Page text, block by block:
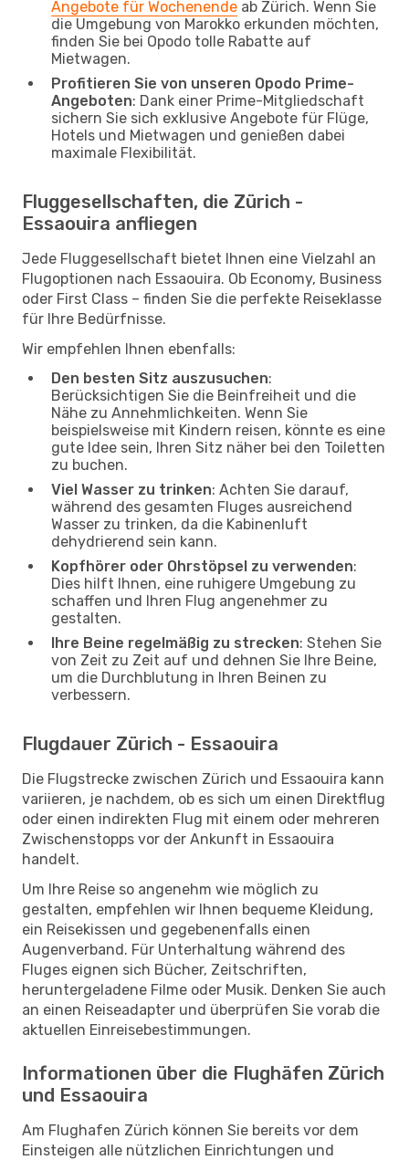
Angebote für Wochenende ab Zürich. Wenn Sie
die Umgebung von Marokko erkunden möchten,
finden Sie bei Opodo tolle Rabatte auf
Mietwagen.
Profitieren Sie von unseren Opodo Prime-
Angeboten: Dank einer Prime-Mitgliedschaft
sichern Sie sich exklusive Angebote für Flüge,
Hotels und Mietwagen und genießen dabei
maximale Flexibilität.
Fluggesellschaften, die Zürich -
Essaouira anfliegen
Jede Fluggesellschaft bietet Ihnen eine Vielzahl an
Flugoptionen nach Essaouira. Ob Economy, Business
oder First Class – finden Sie die perfekte Reiseklasse
für Ihre Bedürfnisse.
Wir empfehlen Ihnen ebenfalls:
Den besten Sitz auszusuchen:
Berücksichtigen Sie die Beinfreiheit und die
Nähe zu Annehmlichkeiten. Wenn Sie
beispielsweise mit Kindern reisen, könnte es eine
gute Idee sein, Ihren Sitz näher bei den Toiletten
zu buchen.
Viel Wasser zu trinken: Achten Sie darauf,
während des gesamten Fluges ausreichend
Wasser zu trinken, da die Kabinenluft
dehydrierend sein kann.
Kopfhörer oder Ohrstöpsel zu verwenden:
Dies hilft Ihnen, eine ruhigere Umgebung zu
schaffen und Ihren Flug angenehmer zu
gestalten.
Ihre Beine regelmäßig zu strecken: Stehen Sie
von Zeit zu Zeit auf und dehnen Sie Ihre Beine,
um die Durchblutung in Ihren Beinen zu
verbessern.
Flugdauer Zürich - Essaouira
Die Flugstrecke zwischen Zürich und Essaouira kann
variieren, je nachdem, ob es sich um einen Direktflug
oder einen indirekten Flug mit einem oder mehreren
Zwischenstopps vor der Ankunft in Essaouira
handelt.
Um Ihre Reise so angenehm wie möglich zu
gestalten, empfehlen wir Ihnen bequeme Kleidung,
ein Reisekissen und gegebenenfalls einen
Augenverband. Für Unterhaltung während des
Fluges eignen sich Bücher, Zeitschriften,
heruntergeladene Filme oder Musik. Denken Sie auch
an einen Reiseadapter und überprüfen Sie vorab die
aktuellen Einreisebestimmungen.
Informationen über die Flughäfen Zürich
und Essaouira
Am Flughafen Zürich können Sie bereits vor dem
Einsteigen alle nützlichen Einrichtungen und